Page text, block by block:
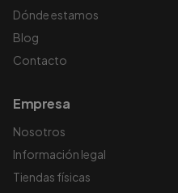
Dónde estamos
Blog
Contacto
Empresa
Nosotros
Información legal
Tiendas físicas